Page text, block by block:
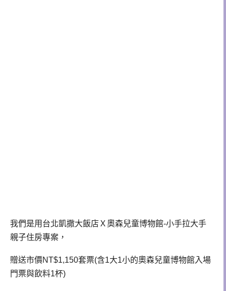
我們是用台北凱撒大飯店Ｘ奧森兒童博物館-小手拉大手
親子住房專案，
贈送市價NT$1,150套票(含1大1小的奧森兒童博物館入場
門票與飲料1杯)